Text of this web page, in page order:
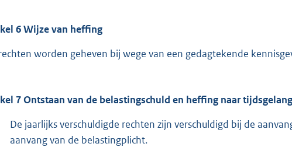
6 Wijze van heffing
worden geheven bij wege van een gedagtekende
7 Ontstaan van de belastingschuld en heffing naar
De jaarlijks verschuldigde rechten zijn verschuldigd bij de
aanvang van de belastingplicht.